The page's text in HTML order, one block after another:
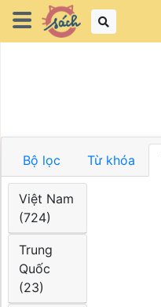
Bộ lọc Từ khóa
Việt Nam
(724)
Trung
Quốc
(23)